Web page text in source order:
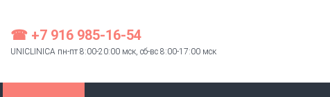
☎ +7 916 985-16-54
UNICLINICA пн-пт 8:00-20:00 мск, сб-вс 8:00-17:00 мск